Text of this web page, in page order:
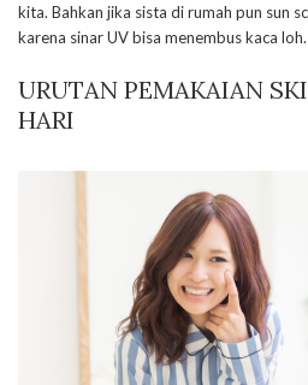
kita. Bahkan jika sista di rumah pun sun
karena sinar UV bisa menembus kaca loh.
URUTAN PEMAKAIAN
HARI